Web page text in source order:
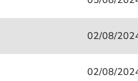
02/08/
02/08/